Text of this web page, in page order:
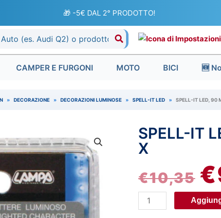
🎁 -5€ DAL 2° PRODOTTO!
CAMPER E FURGONI MOTO BICI 🆕
» DECORAZIONE » DECORAZIONI LUMINOSE » SPELL-IT LED » SPELL-IT LED, 90
SPELL-IT
X
€10,35
IL
€
Spell-
It
Led,
mm,
24V
-